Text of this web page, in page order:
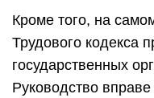
Кроме того, на
Трудового кодекса
государственных
Руководство